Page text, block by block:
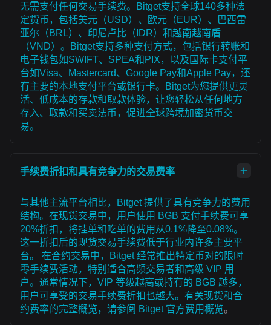
无需支付任何交易手续费。Bitget支持全球140多种法
定货币，包括美元（USD）、欧元（EUR）、巴西雷
亚尔（BRL）、印尼卢比（IDR）和越南越南盾
（VND）。Bitget支持多种支付方式，包括银行转账和
电子钱包如SWIFT、SPEA和PIX，以及国际卡支付平
台如Visa、Mastercard、Google Pay和Apple Pay，还
有主要的本地支付平台或银行卡。Bitget为您提供更灵
活、低成本的存款和取款体验，让您轻松从任何地方
存入、取款和买卖法币，促进全球跨境加密货币交
易。
手续费折扣和具有竞争力的交易费率
与其他主流平台相比，Bitget 提供了具有竞争力的费用
结构。在现货交易中，用户使用 BGB 支付手续费可享
20%折扣，将挂单和吃单的费用从0.1%降至0.08%。
这一折扣后的现货交易手续费低于行业内许多主要平
台。 在合约交易中，Bitget 经常推出特定币对的限时
零手续费活动，特别适合高频交易者和高级 VIP 用
户。通常情况下，VIP 等级越高或持有的 BGB 越多，
用户可享受的交易手续费折扣也越大。有关现货和合
约费率的完整概览，请参阅 Bitget 官方费用概览。